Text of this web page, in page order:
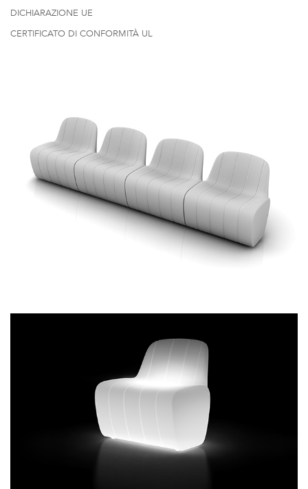
DICHIARAZIONE UE
CERTIFICATO DI CONFORMITÀ UL